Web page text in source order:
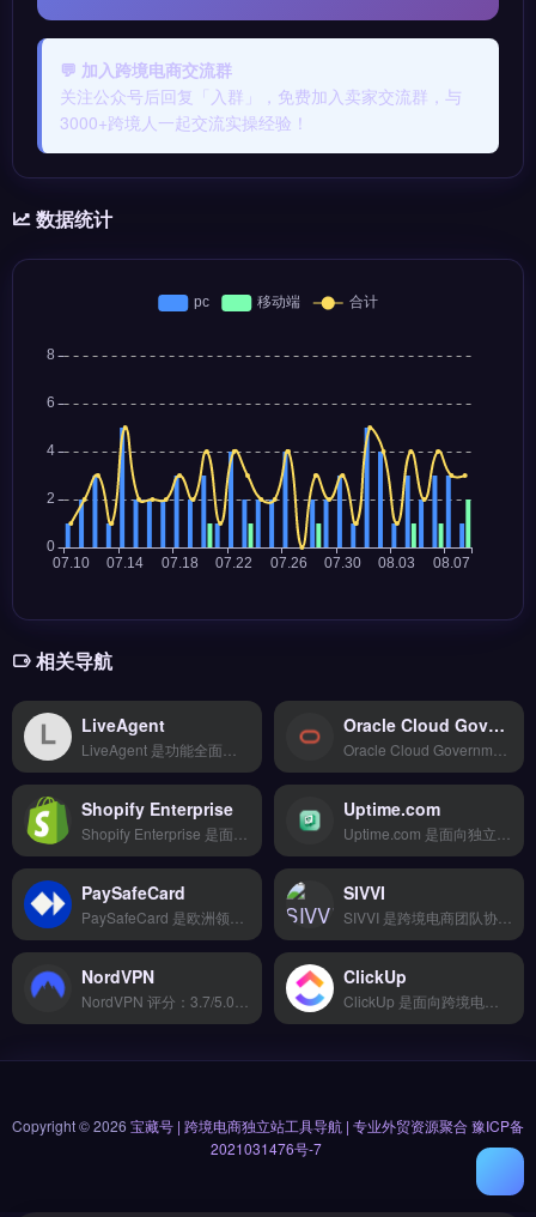
💬 加入跨境电商交流群
关注公众号后回复「入群」，免费加入卖家交流群，与
3000+跨境人一起交流实操经验！
数据统计
相关导航
LiveAgent Oracle Cloud Government
Shopify Enterprise Uptime.com
PaySafeCard SIVVI
NordVPN ClickUp
Copyright © 2026 宝藏号 | 跨境电商独立站工具导航 | 专业外贸资源聚合豫ICP备
2021031476号-7